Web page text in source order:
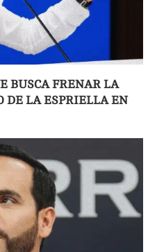
BUSCA FRENAR LA
DE LA ESPRIELLA EN